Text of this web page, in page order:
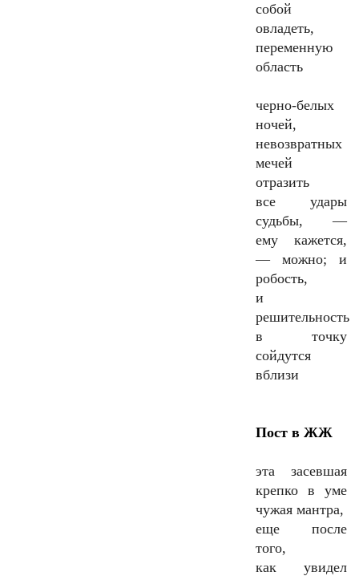
собой
овладеть,
переменную
область
черно-белых
ночей,
невозвратных
мечей
отразить
все удары
судьбы, —
ему кажется,
— можно; и
робость,
и
решительность
в точку
сойдутся
вблизи
Пост в ЖЖ
эта засевшая
крепко в уме
чужая мантра,
еще после
того,
как увидел